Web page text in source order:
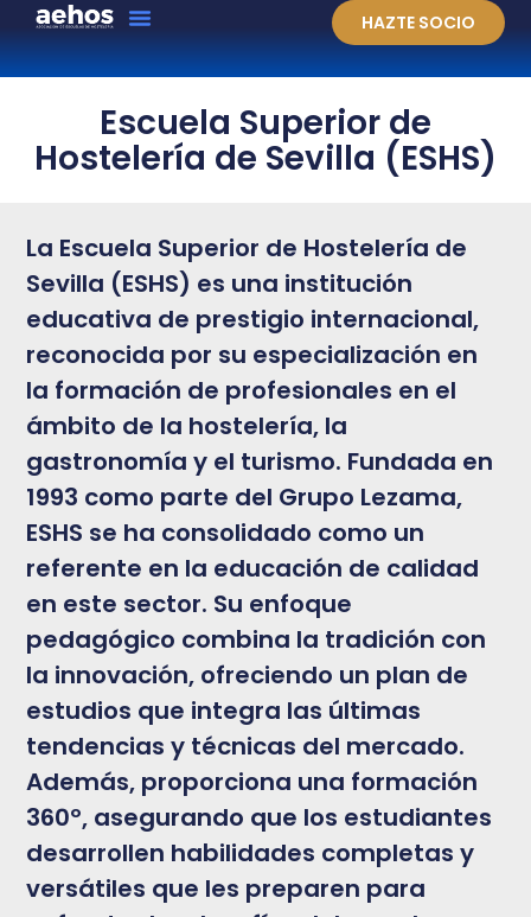
HAZTE SOCIO
Escuela Superior de
Hostelería de Sevilla (ESHS)
La Escuela Superior de Hostelería de
Sevilla (ESHS) es una institución
educativa de prestigio internacional,
reconocida por su especialización en
la formación de profesionales en el
ámbito de la hostelería, la
gastronomía y el turismo. Fundada en
1993 como parte del Grupo Lezama,
ESHS se ha consolidado como un
referente en la educación de calidad
en este sector. Su enfoque
pedagógico combina la tradición con
la innovación, ofreciendo un plan de
estudios que integra las últimas
tendencias y técnicas del mercado.
Además, proporciona una formación
360º, asegurando que los estudiantes
desarrollen habilidades completas y
versátiles que les preparen para